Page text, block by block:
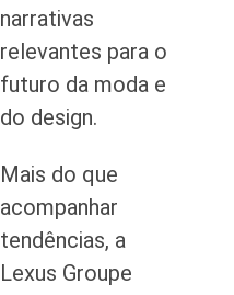
narrativas
relevantes para o
futuro da moda e
do design.
Mais do que
acompanhar
tendências, a
Lexus Groupe